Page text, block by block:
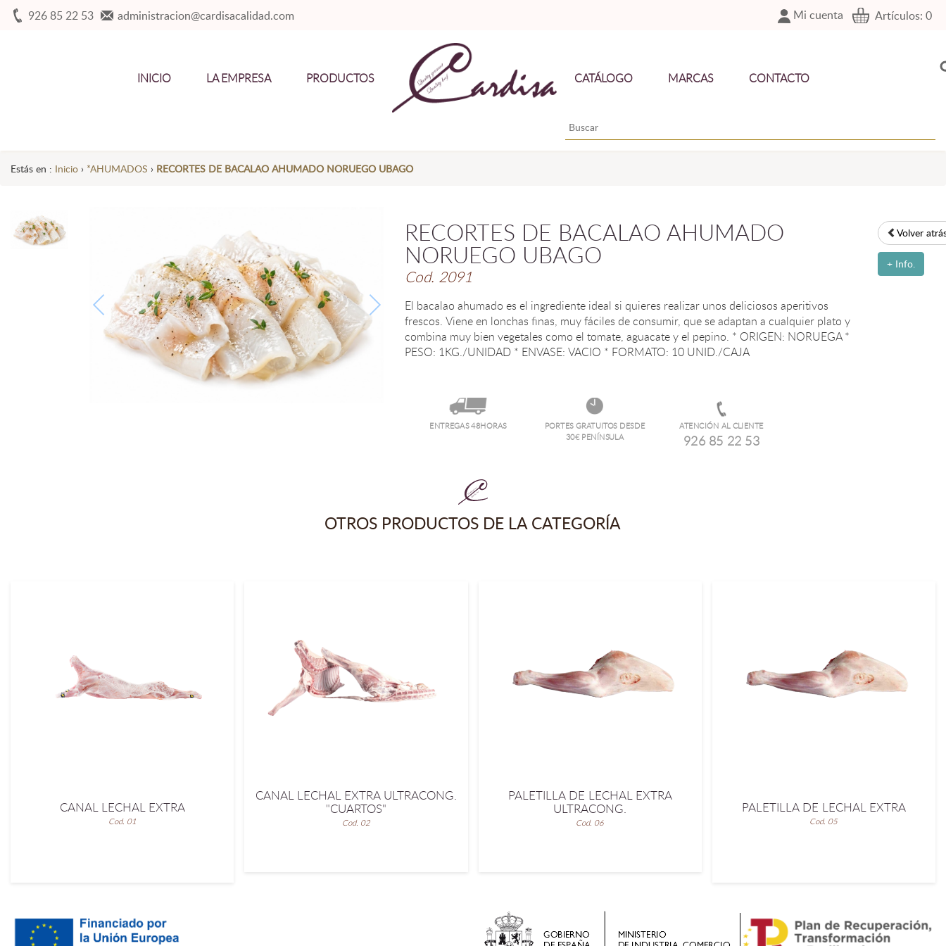
926 85 22 53 administracion@cardisacalidad.com Mi cuenta Artículos: 0
INICIO LA EMPRESA PRODUCTOS CATÁLOGO MARCAS CONTACTO
Estás en : Inicio › *AHUMADOS › RECORTES DE BACALAO AHUMADO NORUEGO UBAGO
RECORTES DE BACALAO AHUMADO
NORUEGO UBAGO
Cod. 2091
El bacalao ahumado es el ingrediente ideal si quieres realizar unos deliciosos aperitivos
frescos. Viene en lonchas finas, muy fáciles de consumir, que se adaptan a cualquier plato y
combina muy bien vegetales como el tomate, aguacate y el pepino. * ORIGEN: NORUEGA *
PESO: 1KG./UNIDAD * ENVASE: VACIO * FORMATO: 10 UNID./CAJA
ENTREGAS 48HORAS
PORTES GRATUITOS DESDE
30€ PENÍNSULA
ATENCIÓN AL CLIENTE
926 85 22 53
Volver
+ Info.
OTROS PRODUCTOS DE LA CATEGORÍA
CANAL LECHAL EXTRA
Cod. 01
CANAL LECHAL EXTRA ULTRACONG.
"CUARTOS"
Cod. 02
PALETILLA DE LECHAL EXTRA
ULTRACONG.
Cod. 06
PALETILLA DE LECHAL EXTRA
Cod. 05